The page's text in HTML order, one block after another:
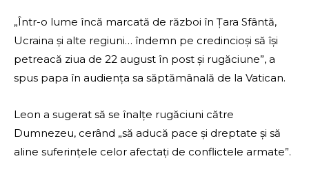
„Într-o lume încă marcată de război în Țara Sfântă,
Ucraina și alte regiuni… îndemn pe credincioși să își
petreacă ziua de 22 august în post și rugăciune”, a
spus papa în audiența sa săptămânală de la Vatican.
Leon a sugerat să se înalțe rugăciuni către
Dumnezeu, cerând „să aducă pace și dreptate și să
aline suferințele celor afectați de conflictele armate”.